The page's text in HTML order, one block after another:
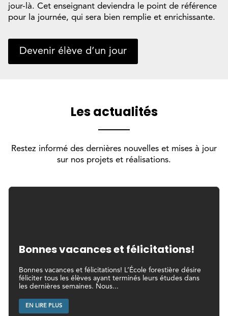
jour-là. Cet enseignant deviendra le point de référence
pour la journée, qui sera bien remplie et enrichissante.
Devenir élève d’un jour
Les actualités
Restez informé des dernières nouvelles et mises à jour
sur nos projets et réalisations.
Bonnes vacances et félicitations!
Bonnes vacances et félicitations! L’École forestière désire
féliciter tous les élèves ayant terminés leurs études dans
les dernières semaines. Nous...
EN LIRE PLUS